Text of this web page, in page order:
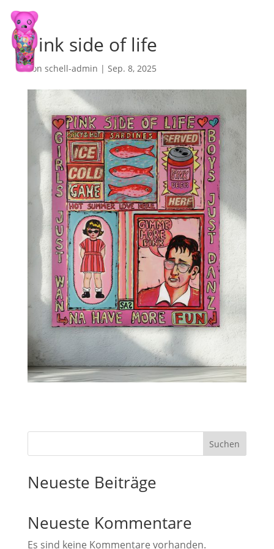
Pink side of life
von schell-admin | Sep. 8, 2025
Suchen
Neueste Beiträge
Neueste Kommentare
Es sind keine Kommentare vorhanden.